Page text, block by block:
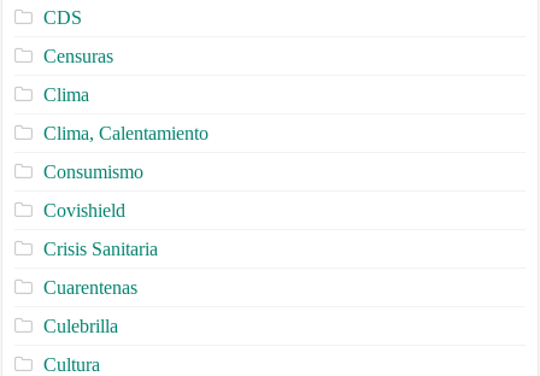
CDS
Censuras
Clima
Clima, Calentamiento
Consumismo
Covishield
Crisis Sanitaria
Cuarentenas
Culebrilla
Cultura